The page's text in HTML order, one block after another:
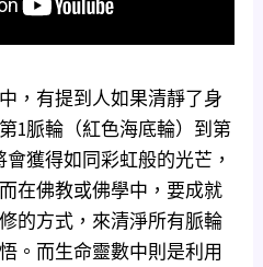
，有提到人如果清靜了身
1脈輪（紅色海底輪）到第
獲得如同彩虹般的光芒，
在佛教或佛學中，要成就
的方式，來清淨所有脈輪
。而生命靈數中則是利用